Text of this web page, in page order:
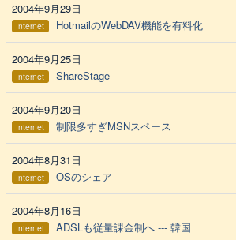
2004年9月29日
Internet HotmailのWebDAV機能を有料化
2004年9月25日
Internet ShareStage
2004年9月20日
Internet 制限多すぎMSNスペース
2004年8月31日
Internet OSのシェア
2004年8月16日
Internet ADSLも従量課金制へ --- 韓国